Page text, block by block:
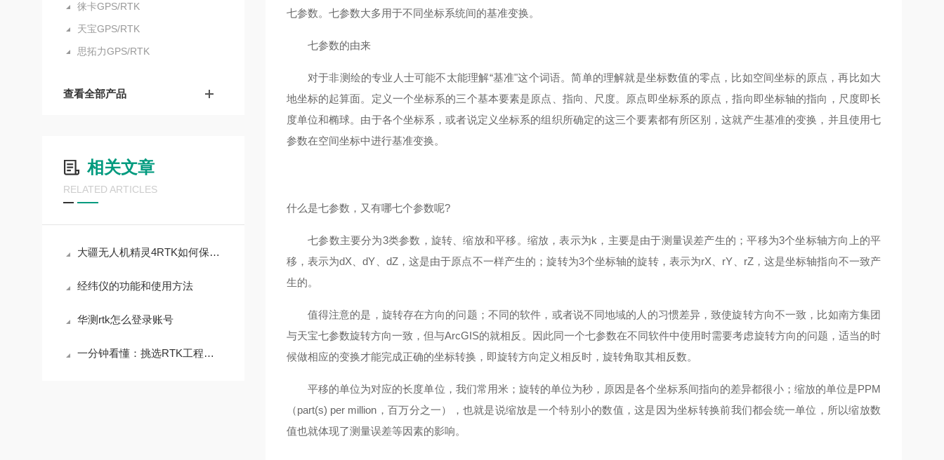
徕卡GPS/RTK
天宝GPS/RTK
思拓力GPS/RTK
查看全部产品
相关文章
RELATED ARTICLES
大疆无人机精灵4RTK如何保证安全飞行呢？
经纬仪的功能和使用方法
华测rtk怎么登录账号
一分钟看懂：挑选RTK工程测量服务/坐标经纬度工程测量服务公司核心评测标准
七参数。七参数大多用于不同坐标系统间的基准变换。
七参数的由来
对于非测绘的专业人士可能不太能理解“基准"这个词语。简单的理解就是坐标数值的零点，比如空间坐标的原点，再比如大
地坐标的起算面。定义一个坐标系的三个基本要素是原点、指向、尺度。原点即坐标系的原点，指向即坐标轴的指向，尺度即长
度单位和椭球。由于各个坐标系，或者说定义坐标系的组织所确定的这三个要素都有所区别，这就产生基准的变换，并且使用七
参数在空间坐标中进行基准变换。
什么是七参数，又有哪七个参数呢?
七参数主要分为3类参数，旋转、缩放和平移。缩放，表示为k ，主要是由于测量误差产生的；平移为3个坐标轴方向上的平
移，表示为dX 、dY dZ，这是由于原点不一样产生的；旋转为3个坐标轴的旋转，表示为rX rY rZ，这是坐标轴指向不一致产
生的。
值得注意的是，旋转存在方向的问题；不同的软件，或者说不同地域的人的习惯差异，致使旋转方向不一致，比如南方集团
与天宝七参数旋转方向一致，但与ArcGIS的就相反。因此同一个七参数在不同软件中使用时需要考虑旋转方向的问题，适当的时
候做相应的变换才能完成正确的坐标转换，即旋转方向定义相反时，旋转角取其相反数。
平移的单位为对应的长度单位，我们常用米；旋转的单位为秒，原因是各个坐标系间指向的差异都很小；缩放的单位是PPM
（part(s) per million ，百万分之一），也就是说缩放是一个特别小的数值，这是因为坐标转换前我们都会统一单位，所以缩放数
值也就体现了测量误差等因素的影响。